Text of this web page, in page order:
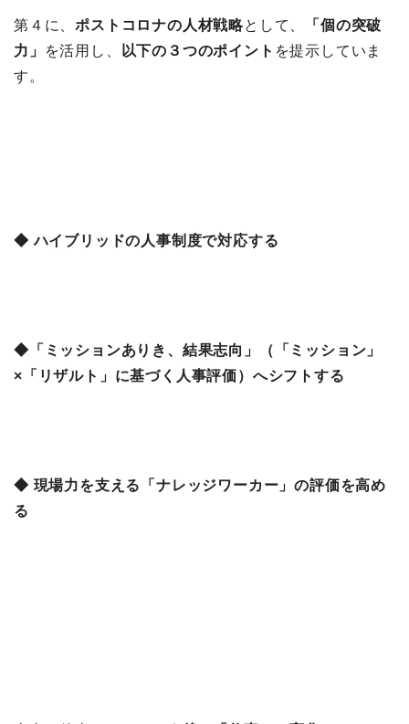
第４に、ポストコロナの人材戦略として、
「個の突破
力」
を活用し、 以下の３つのポイント を提示していま
す。
◆ ハイブリッドの人事制度で対応する
◆「ミッションありき、結果志向」（「ミッション」
×「リザルト」に基づく人事評価）へシフトする
◆ 現場力を支える「ナレッジワーカー」の評価を高め
る